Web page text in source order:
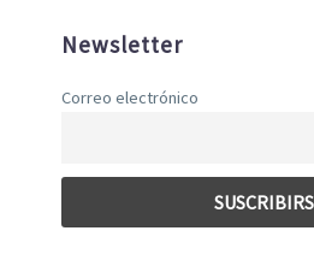
Newsletter
Correo electrónico